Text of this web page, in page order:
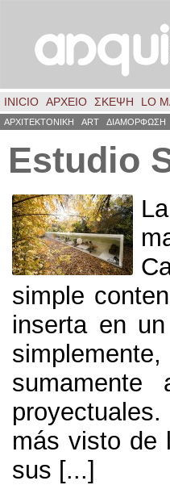
INICIO ΑΡΧΕΙΟ ΣΚΈΨΗ LO
ΑΡΧΙΤΕΚΤΟΝΙΚΗ ART ΔΙΑΜΟΡΦΩΣΗ
Estudio
simple
inserta en
simplemente
sumamente
proyectuales.
más visto de
sus [...]